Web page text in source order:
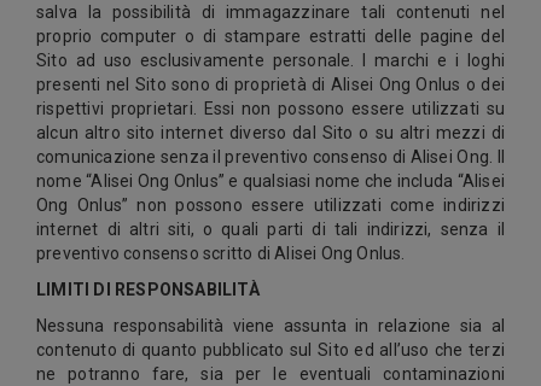
salva la possibilità di immagazzinare tali contenuti nel
proprio computer o di stampare estratti delle pagine del
Sito ad uso esclusivamente personale. I marchi e i loghi
presenti nel Sito sono di proprietà di Alisei Ong Onlus o dei
rispettivi proprietari. Essi non possono essere utilizzati su
alcun altro sito internet diverso dal Sito o su altri mezzi di
comunicazione senza il preventivo consenso di Alisei Ong. Il
nome “Alisei Ong Onlus” e qualsiasi nome che includa “Alisei
Ong Onlus” non possono essere utilizzati come indirizzi
internet di altri siti, o quali parti di tali indirizzi, senza il
preventivo consenso scritto di Alisei Ong Onlus.
LIMITI DI RESPONSABILITÀ
Nessuna responsabilità viene assunta in relazione sia al
contenuto di quanto pubblicato sul Sito ed all’uso che terzi
ne potranno fare, sia per le eventuali contaminazioni